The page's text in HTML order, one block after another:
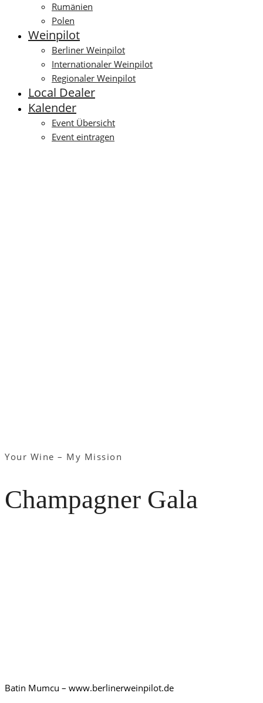
Rumänien
Polen
Weinpilot
Berliner Weinpilot
Internationaler Weinpilot
Regionaler Weinpilot
Local Dealer
Kalender
Event Übersicht
Event eintragen
Your Wine – My Mission
Champagner Gala
Batin Mumcu – www.berlinerweinpilot.de